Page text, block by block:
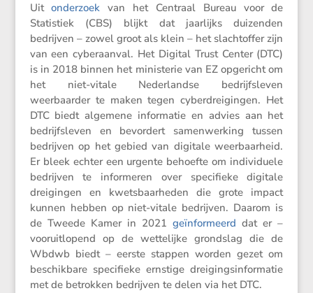
Uitonder­zoek van het Centraal Bureau voor de
Statis­tiek (CBS) blijkt dat jaarlijks duizenden
bedrijven – zowel groot als klein – het slacht­offer zijn
van een cyber­aanval. Het Digital Trust Center (DTC)
is in 2018 binnen het minis­terie van EZ opgericht om
het niet-vitale Neder­landse bedrijfs­leven
weerbaarder te maken tegen cyber­drei­gingen. Het
DTC biedt algemene infor­matie en advies aan het
bedrijfs­leven en bevor­dert samen­wer­king tussen
bedrijven op het gebied van digitale weerbaar­heid.
Er bleek echter een urgente behoefte om indivi­duele
bedrijven te infor­meren over speci­fieke digitale
dreigingen en kwets­baar­heden die grote impact
kunnen hebben op niet-vitale bedrijven. Daarom is
de Tweede Kamer in 2021geïnfor­meerd dat er –
vooruit­lo­pend op de wette­lijke grond­slag die de
Wbdwb biedt – eerste stappen worden gezet om
beschik­bare speci­fieke ernstige dreigings­in­for­matie
met de betrokken bedrijven te delen via het DTC.